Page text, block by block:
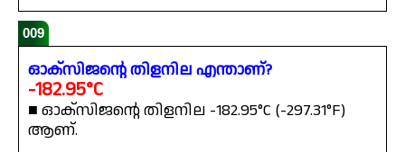
009
ഓക്സിജന്റെ തിളനില എന്താണ്?
-182.95°C
■ ഓക്സിജന്റെ തിളനില -182.95°C (-297.31°F)
ആണ്.